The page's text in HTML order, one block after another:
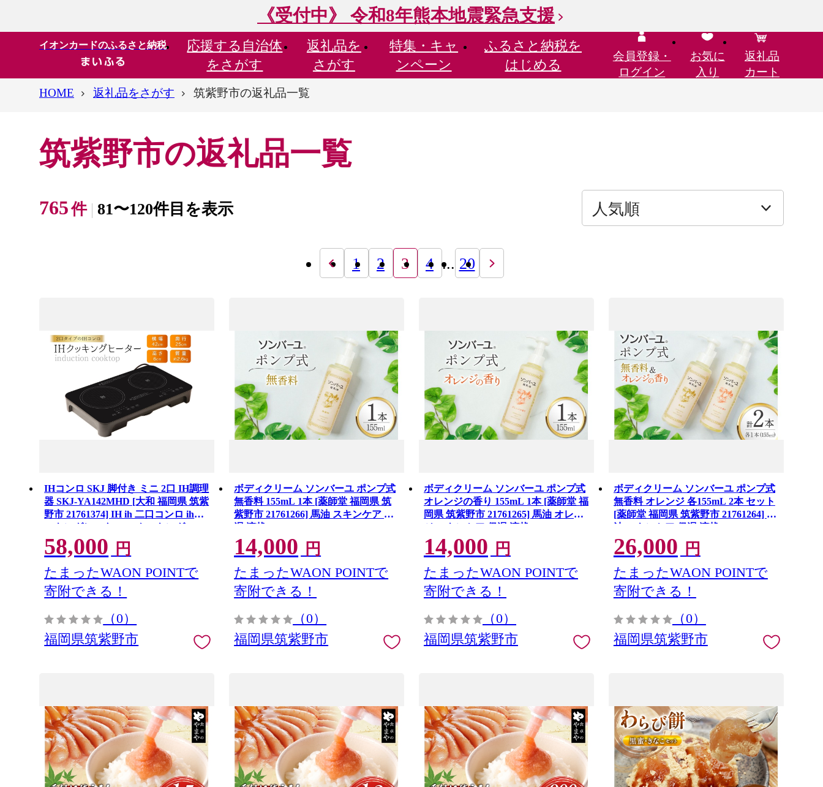
《受付中》 令和8年熊本地震緊急支援
イオンカードのふるさと納税 応援する 自治体
をさがす
返礼品を
さがす
特集・ キャ
ンペーン
ふるさと納税を
はじめる
会員登録・
ログイン
お気に
入り
返礼品
カート
HOME
返礼品をさがす 筑紫野市の返礼品一覧
筑紫野市の返礼品一覧
765件 81〜120件目を表示
1 2 3 4 ... 20
IHコンロ SKJ 脚付き ミニ 2口 IH調理
器 SKJ-YA142MHD [大和 福岡県 筑紫
野市 21761374] IH ih 二口コンロ ihク
ッキングヒーター IHクッキング
58,000 円
たまったWAON POINTで
寄附できる！
（0）
福岡県筑紫野市
ボディクリーム ソンバーユ ポンプ式
無香料 155mL 1本 [薬師堂 福岡県 筑
紫野市 21761266] 馬油 スキンケア 保
湿 液状
14,000 円
たまったWAON POINTで
寄附できる！
（0）
福岡県筑紫野市
ボディクリーム ソンバーユ ポンプ式
オレンジの香り 155mL 1本 [薬師堂 福
岡県 筑紫野市 21761265] 馬油 オレン
ジ スキンケア 保湿 液状
14,000 円
たまったWAON POINTで
寄附できる！
（0）
福岡県筑紫野市
ボディクリーム ソンバーユ ポンプ式
無香料 オレンジ 各155mL 2本 セット
[薬師堂 福岡県 筑紫野市 21761264] 馬
油 スキンケア 保湿 液状
26,000 円
たまったWAON POINTで
寄附できる！
（0）
福岡県筑紫野市